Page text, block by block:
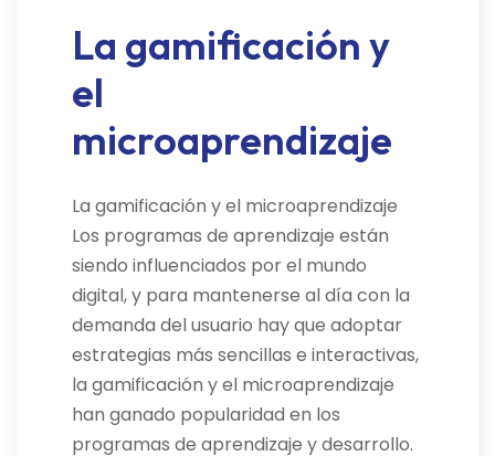
La gamificación y
el
microaprendizaje
La gamificación y el microaprendizaje
Los programas de aprendizaje están
siendo influenciados por el mundo
digital, y para mantenerse al día con la
demanda del usuario hay que adoptar
estrategias más sencillas e interactivas,
la gamificación y el microaprendizaje
han ganado popularidad en los
programas de aprendizaje y desarrollo.